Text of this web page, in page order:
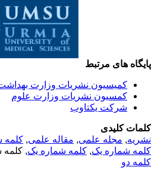
های مرتبط
کمیسیون نشریات وزارت بهداشت
کمسیون نشریات وزارت علوم
شرکت یکتاوب
کلیدی
,مجله علمی, مقاله علمی, کلمه
شماره یک,کلمه شماره یک, کلمه
دو